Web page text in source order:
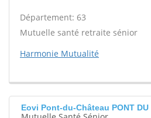
Département: 63
Mutuelle santé retraite sénior
Harmonie Mutualité
Eovi Pont-du-Château PONT DU